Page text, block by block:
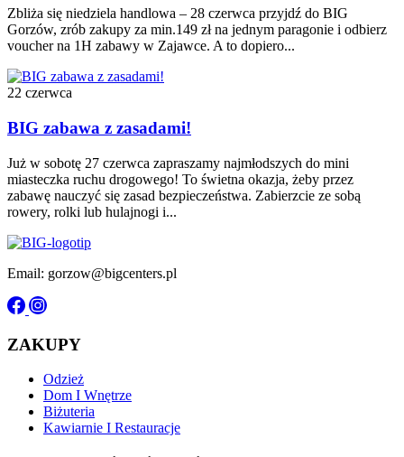
Zbliża się niedziela handlowa – 28 czerwca przyjdź do BIG
Gorzów, zrób zakupy za min.149 zł na jednym paragonie i odbierz
voucher na 1H zabawy w Zajawce. A to dopiero...
22 czerwca
BIG zabawa z zasadami!
Już w sobotę 27 czerwca zapraszamy najmłodszych do mini
miasteczka ruchu drogowego! To świetna okazja, żeby przez
zabawę nauczyć się zasad bezpieczeństwa. Zabierzcie ze sobą
rowery, rolki lub hulajnogi i...
Email: gorzow@bigcenters.pl
ZAKUPY
Odzież
Dom I Wnętrze
Biżuteria
Kawiarnie I Restauracje